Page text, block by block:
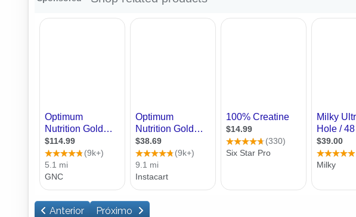
Anterior Próximo